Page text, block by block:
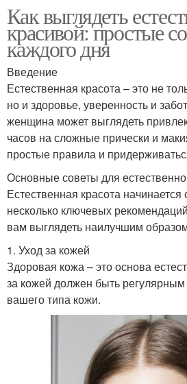
Как выглядеть
красивой: простые
каждого дня
Введение
Естественная красота – это не
но и здоровье, уверенность и
женщина может выглядеть
часов на сложные прически и
простые правила и
Основные советы для
Естественная красота
несколько ключевых
вам выглядеть наилучшим
1. Уход за кожей
Здоровая кожа – это основа
за кожей должен быть
вашего типа кожи.